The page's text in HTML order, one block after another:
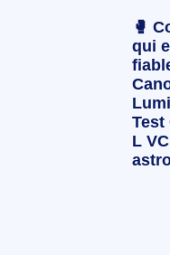
🥊
qui
Test
L